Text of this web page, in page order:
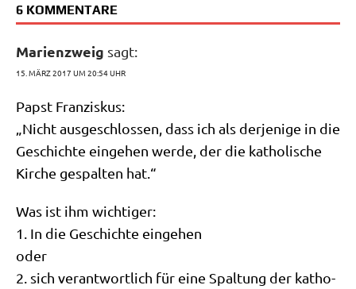
6 KOMMENTARE
Marienzweig sagt:
15. MÄRZ 2017 UM 20:54 UHR
Papst Fran­zis­kus:
„Nicht aus­ge­schlos­sen, dass ich als der­je­ni­ge in die
Geschich­te ein­ge­hen wer­de, der die katho­li­sche
Kir­che gespal­ten hat.“
Was ist ihm wichtiger:
1. In die Geschich­te eingehen
oder
2. sich ver­ant­wort­lich für eine Spal­tung der katho­